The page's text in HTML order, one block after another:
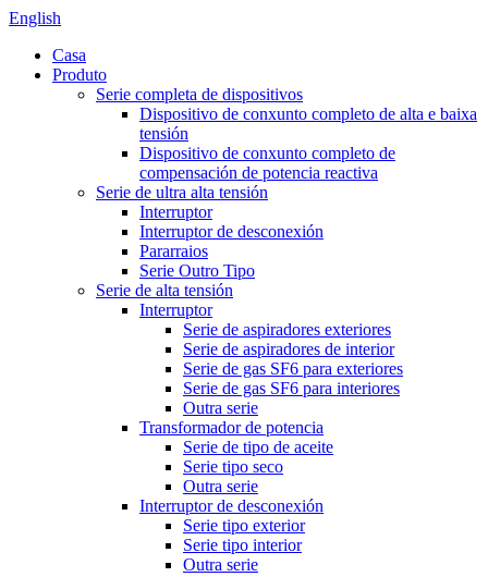
English
Casa
Produto
Serie completa de dispositivos
Dispositivo de conxunto completo de alta e baixa
tensión
Dispositivo de conxunto completo de
compensación de potencia reactiva
Serie de ultra alta tensión
Interruptor
Interruptor de desconexión
Pararraios
Serie Outro Tipo
Serie de alta tensión
Interruptor
Serie de aspiradores exteriores
Serie de aspiradores de interior
Serie de gas SF6 para exteriores
Serie de gas SF6 para interiores
Outra serie
Transformador de potencia
Serie de tipo de aceite
Serie tipo seco
Outra serie
Interruptor de desconexión
Serie tipo exterior
Serie tipo interior
Outra serie